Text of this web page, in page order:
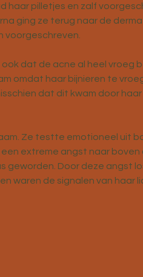
haar pilletjes en zalf
ging ze terug naar de
voorgeschreven.
dat de acne al heel vroeg
omdat haar bijnieren te
dat dit kwam door haar
Ze testte emotioneel uit
extreme angst naar boven
geworden. Door deze angst
waren de signalen van haar